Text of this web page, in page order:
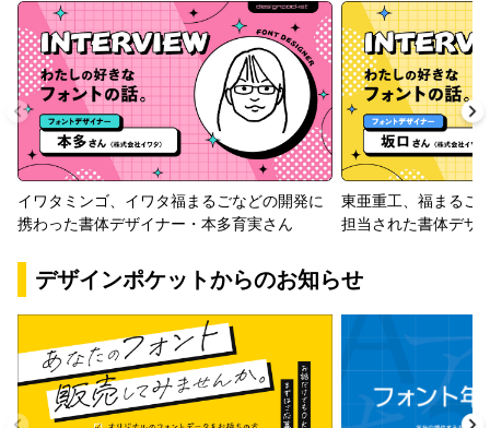
イワタミンゴ、イワタ福まるごなどの開発に
携わった書体デザイナー・本多育実さん
東亜重工、福まるご
担当された書体デザ
デザインポケットからのお知らせ